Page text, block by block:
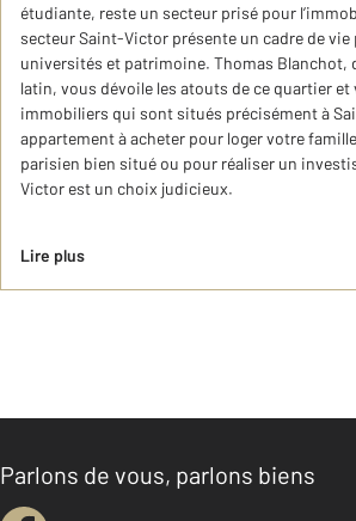
étudiante, reste un secteur prisé pour
secteur Saint-Victor présente un cadre de
universités et patrimoine. Thomas Blanchot,
latin, vous dévoile les atouts de ce quartier
immobiliers qui sont situés précisément à
appartement à acheter pour loger votre
parisien bien situé ou pour réaliser un
Victor est un choix judicieux.
Lire plus
Parlons de vous, parlons biens